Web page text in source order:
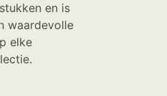
en is
waardevolle
elke